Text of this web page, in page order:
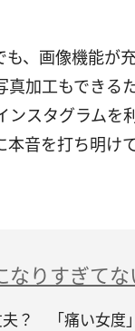
、画像機能が
真加工もできる
スタグラムを
音を打ち明け
なりすぎて
？ 「痛い女度